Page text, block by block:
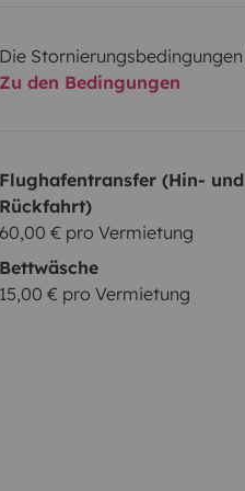
Die
Zu den Bedingungen
Flughafentransfer (Hin- und
Rückfahrt)
60,00 € pro Vermietung
Bettwäsche
15,00 € pro Vermietung